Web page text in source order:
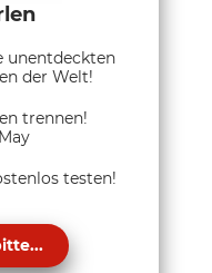
unentdeckten
der Welt!
trennen!
testen!